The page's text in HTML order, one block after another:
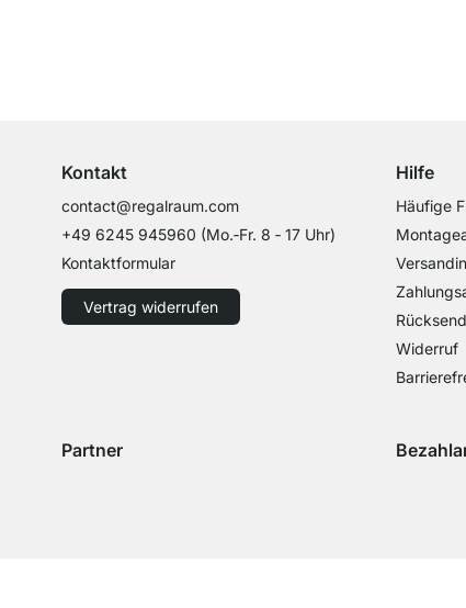
Kontakt
contact@regalraum.com
+49 6245 945960 (Mo.‑Fr. 8 ‑ 17 Uhr)
Kontaktformular
Vertrag widerrufen
Hilfe
Häufige
Widerruf
Partner